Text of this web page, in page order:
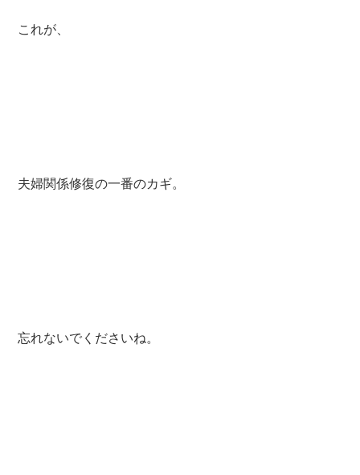
これが、
夫婦関係修復の一番のカギ。
忘れないでくださいね。